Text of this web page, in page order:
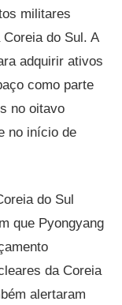
militares
do Sul. A
adquirir ativos
como parte
no oitavo
no início de
do Sul
que Pyongyang
da Coreia
alertaram